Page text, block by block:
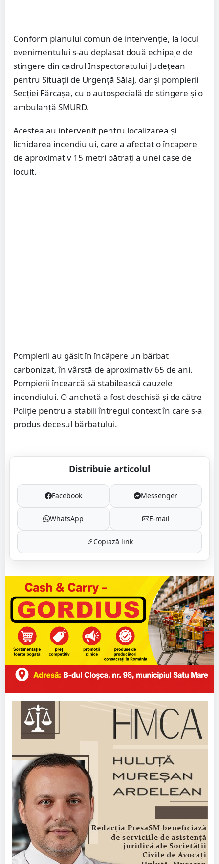
Conform planului comun de intervenție, la locul
evenimentului s-au deplasat două echipaje de
stingere din cadrul Inspectoratului Județean
pentru Situații de Urgență Sălaj, dar și pompierii
Secției Fărcașa, cu o autospecială de stingere și o
ambulanță SMURD.
Acestea au intervenit pentru localizarea și
lichidarea incendiului, care a afectat o încapere
de aproximativ 15 metri pătrați a unei case de
locuit.
Pompierii au găsit în încăpere un bărbat
carbonizat, în vârstă de aproximativ 65 de ani.
Pompierii încearcă să stabilească cauzele
incendiului. O anchetă a fost deschisă și de către
Poliție pentru a stabili întregul context în care s-a
produs decesul bărbatului.
Distribuie articolul
Facebook Messenger
WhatsApp E-mail
Copiază link